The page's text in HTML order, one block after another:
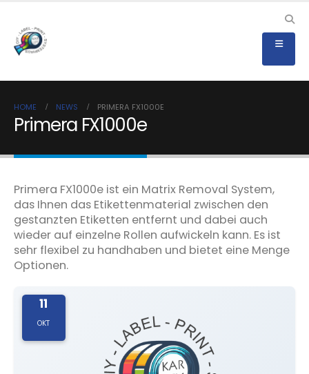
HOME NEWS PRIMERA FX1000E
Primera FX1000e
Primera FX1000e ist ein Matrix Removal System,
das Ihnen das Etikettenmaterial zwischen den
gestanzten Etiketten entfernt und dabei auch
wieder auf einzelne Rollen aufwickeln kann. Es ist
sehr flexibel zu handhaben und bietet eine Menge
Optionen.
11
OKT